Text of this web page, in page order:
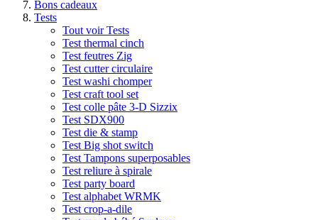
Bons cadeaux
Tests
Tout voir Tests
Test thermal cinch
Test feutres Zig
Test cutter circulaire
Test washi chomper
Test craft tool set
Test colle pâte 3-D Sizzix
Test SDX900
Test die & stamp
Test Big shot switch
Test Tampons superposables
Test reliure à spirale
Test party board
Test alphabet WRMK
Test crop-a-dile